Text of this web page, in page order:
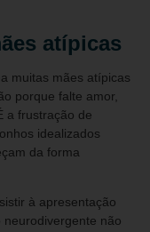
atípicas
muitas mães atípicas
porque falte amor,
a frustração de
idealizados
da forma
à apresentação
não